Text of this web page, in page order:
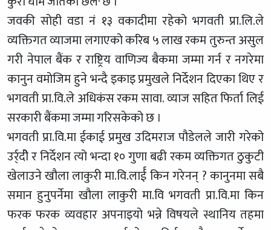
जवकी सोही वडा नं १३ वकादीमा रहेको भगवती प्रा.लि.ले
व्यक्तिगत व्याजमा लगाएको करिब ५ लाख रकम तुरुन्त असुल
गरी नेपाल बैंक र राष्ट्रिय वाणिज्य बैकमा जम्मा गर्न र नगरेमा
कानुन वमोजिम हुने भन्दै इकाइ प्रमुखले निर्देशन दिएका थिए र
भगवती प्रा.वि.ले अधिकंस रकम सावा. व्याज सहित फिर्ता लिई
सरकारी बैंकमा जम्मा गरिसकेको छ ।
भगवती प्रा.वि.मा ईकाई प्रमुख उदिमराज पौडेलले जारी गरेको
उर्र्दीे र निर्देशन त्यो भन्दा १० गुणा बढी रकम व्यक्तिगत ठुकुटी
खेलाउने खौला लाकुरी मा.वि.लार्ई किन गरेनन् ? कानुनमा सबै
समान हुनुपर्नेमा खौला लाकुरी मा.वि भगवती प्रा.वि.मा किन
फरक फरक व्यवहार अपनाइयो भन्ने विषयले स्थानिय तहमा